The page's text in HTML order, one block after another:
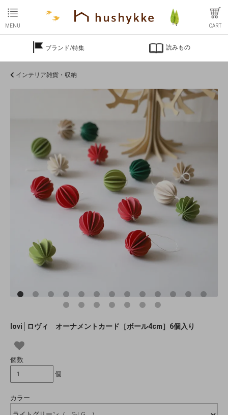
MENU CART
ブランド/特集 読みもの
インテリア雑貨・収納
lovi│ロヴィ オーナメントカード［ボール4cm］6個入り
個数
個
カラー